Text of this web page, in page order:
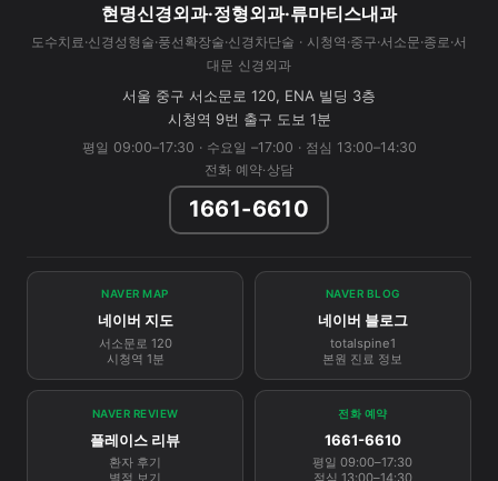
현명신경외과·정형외과·류마티스내과
도수치료·신경성형술·풍선확장술·신경차단술 · 시청역·중구·서소문·종로·서
대문 신경외과
서울 중구 서소문로 120, ENA 빌딩 3층
시청역 9번 출구 도보 1분
평일 09:00–17:30 · 수요일 –17:00 · 점심 13:00–14:30
전화 예약·상담
1661-6610
NAVER MAP
네이버 지도
서소문로 120
시청역 1분
NAVER BLOG
네이버 블로그
totalspine1
본원 진료 정보
NAVER REVIEW
플레이스 리뷰
환자 후기
별점 보기
전화 예약
1661-6610
평일 09:00–17:30
점심 13:00–14:30